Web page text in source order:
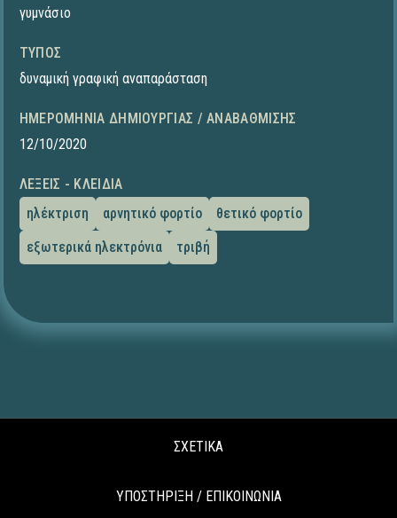
γυμνάσιο
ΤΎΠΟΣ
δυναμική γραφική αναπαράσταση
ΗΜΕΡΟΜΗΝΊΑ ΔΗΜΙΟΥΡΓΊΑΣ / ΑΝΑΒΆΘΜΙΣΗΣ
12/10/2020
ΛΈΞΕΙΣ - ΚΛΕΙΔΙΆ
ηλέκτριση
αρνητικό φορτίο
θετικό φορτίο
εξωτερικά ηλεκτρόνια
τριβή
ΣΧΕΤΙΚΑ
ΥΠΟΣΤΗΡΙΞΗ / ΕΠΙΚΟΙΝΩΝΙΑ